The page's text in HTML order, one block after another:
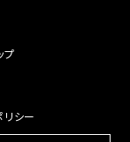
プ
リシー